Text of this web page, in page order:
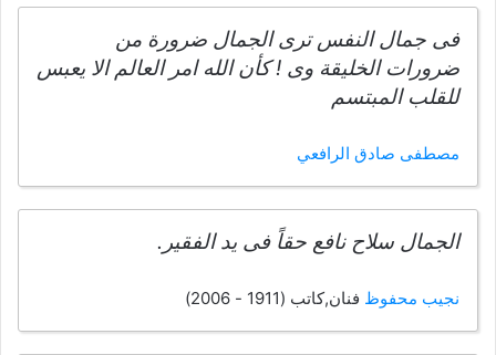
فى جمال النفس ترى الجمال ضرورة من
ضرورات الخليقة وى ! كأن الله امر العالم الا يعبس
للقلب المبتسم
مصطفى صادق الرافعي
الجمال سلاح نافع حقاً فى يد الفقير.
نجيب محفوظ فنان,كاتب (1911 - 2006)